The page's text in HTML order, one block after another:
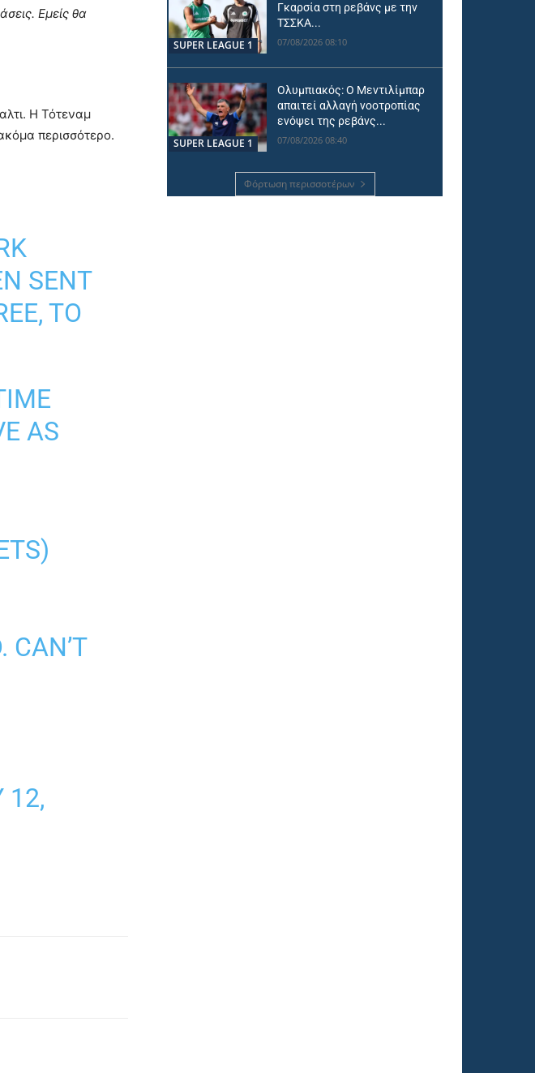
Εμείς θα
Η Τότεναμ
περισσότερο.
SENT
TO
AS
CAN’T
12,
SUPER LEAGUE 1
Γκαρσία στη ρεβάνς με την
ΤΣΣΚΑ...
07/08/2026 08:10
SUPER LEAGUE 1
Ολυμπιακός: Ο Μεντιλίμπαρ
απαιτεί αλλαγή νοοτροπίας
ενόψει της ρεβάνς...
07/08/2026 08:40
Φόρτωση περισσοτέρων